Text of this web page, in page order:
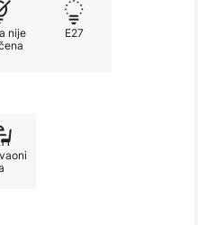
nije
E27